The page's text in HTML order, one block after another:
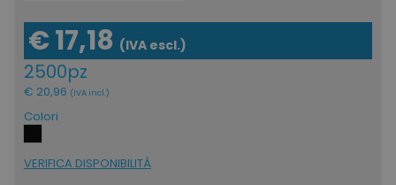
€ 17,18 (IVA escl.)
2500pz
€ 20,96 (IVA incl.)
Colori
VERIFICA DISPONIBILITÁ